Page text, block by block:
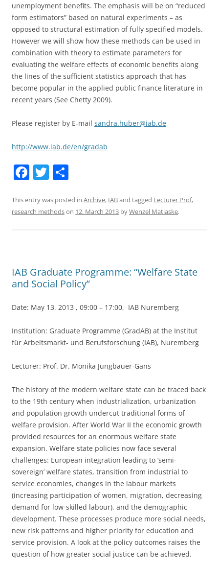
unemployment benefits. The emphasis will be on “reduced
form estimators” based on natural experiments – as
opposed to structural estimation of fully specified models.
However we will show how these methods can be used in
combination with theory to estimate parameters for
evaluating the welfare effects of economic benefits along
the lines of the sufficient statistics approach that has
become popular in the applied public finance literature in
recent years (See Chetty 2009).
Please register by E-mail sandra.huber@iab.de
http://www.iab.de/en/gradab
F
c
e
o
k
T
itt
er
ar
e
This entry was posted in Archive, IABand tagged Lecturer Prof,
research methodson 12. March 2013 byWenzel Matiaske.
IAB Graduate Programme: “Welfare State
and Social Policy”
Date: May 13, 2013 , 09:00 – 17:00, IAB Nuremberg
Institution: Graduate Programme (GradAB) at the Institut
für Arbeitsmarkt- und Berufsforschung (IAB), Nuremberg
Lecturer: Prof. Dr. Monika Jungbauer-Gans
The history of the modern welfare state can be traced back
to the 19th century when industrialization, urbanization
and population growth undercut traditional forms of
welfare provision. After World War II the economic growth
provided resources for an enormous welfare state
expansion. Welfare state policies now face several
challenges: European integration leading to ‘semi-
sovereign’ welfare states, transition from industrial to
service economies, changes in the labour markets
(increasing participation of women, migration, decreasing
demand for low-skilled labour), and the demographic
development. These processes produce more social needs,
new risk patterns and higher priority for education and
service provision. A look at the policy outcomes raises the
question of how greater social justice can be achieved.